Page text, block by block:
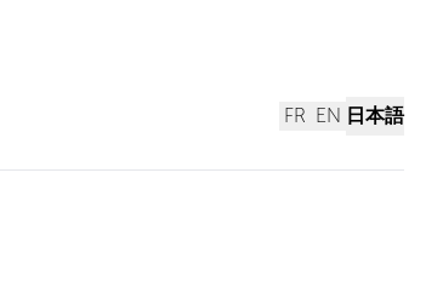
FR EN 日本語